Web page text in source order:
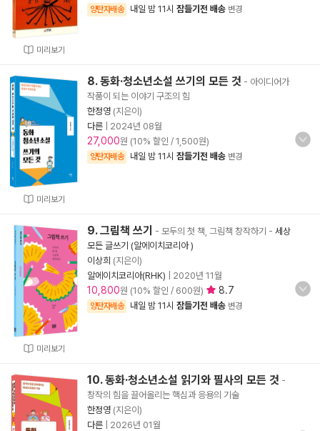
미리보기
양탄자배송 내일 밤 11시 잠들기전 배송 변경
미리보기
8. 동화·청소년소설 쓰기의 모든 것 - 아이디어가
작품이 되는 이야기 구조의 힘
한정영 (지은이)
다른
2024년 08월
27,000원 (10% 할인 / 1,500원)
양탄자배송 내일 밤 11시 잠들기전 배송 변경
미리보기
9. 그림책 쓰기 - 모두의 첫 책, 그림책 창작하기 - 세상
모든 글쓰기 (알에이치코리아 )
이상희 (지은이)
알에이치코리아(RHK)
2020년 11월
10,800원 (10% 할인 / 600원) 8.7
양탄자배송 내일 밤 11시 잠들기전 배송 변경
10. 동화·청소년소설 읽기와 필사의 모든 것 -
창작의 힘을 끌어올리는 핵심과 응용의 기술
한정영 (지은이)
다른
2026년 01월